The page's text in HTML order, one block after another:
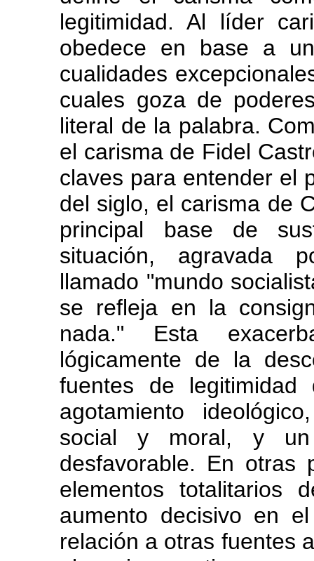
legitimidad. Al líder
obedece en base a
cualidades
cuales goza de
literal de la palabra.
el carisma de Fidel
claves para entender el
del siglo, el carisma de
principal base de
situación, agravada
llamado "mundo
se refleja en la
nada." Esta
lógicamente de la
fuentes de
agotamiento
social y moral, y un
desfavorable. En otras
elementos totalitarios
aumento decisivo en
relación a otras fuentes